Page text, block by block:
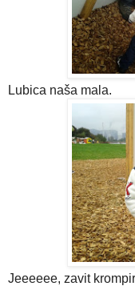
Lubica naša mala.
Jeeeeee, zavit